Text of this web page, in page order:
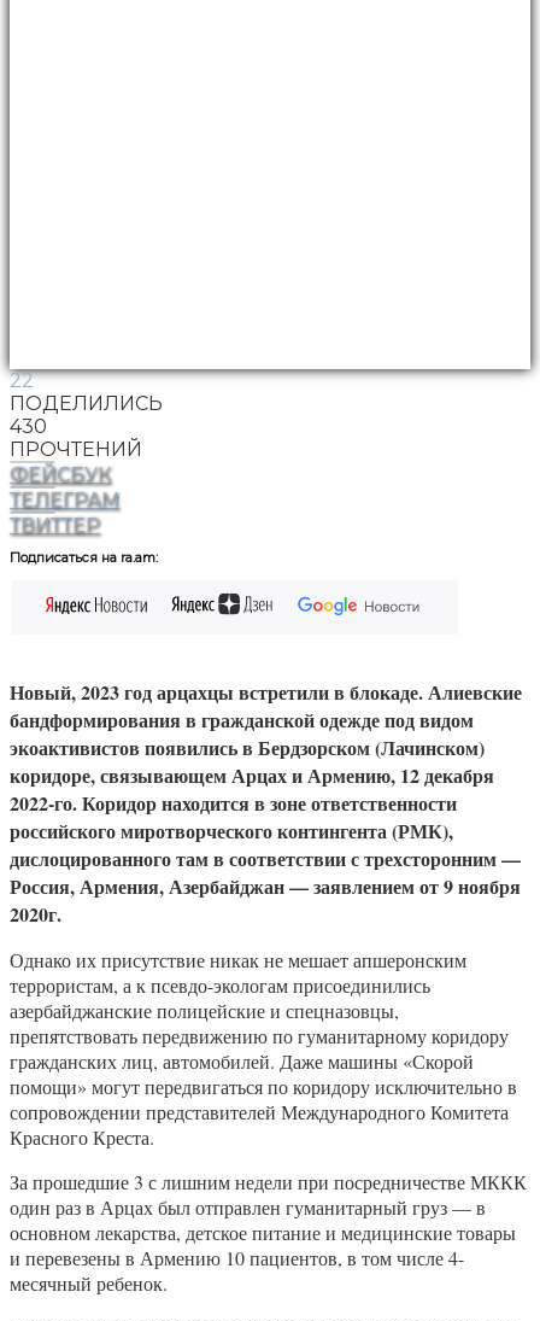
22
ПОДЕЛИЛИСЬ
430
ПРОЧТЕНИЙ
ФЕЙСБУК
ТЕЛЕГРАМ
ТВИТТЕР
Подписаться на ra.am:
Новый, 2023 год арцахцы встретили в блокаде. Алиевские
бандформирования в гражданской одежде под видом
экоактивистов появились в Бердзорском (Лачинском)
коридоре, связывающем Арцах и Армению, 12 декабря
2022-го. Коридор находится в зоне ответственности
российского миротворческого контингента (РМК),
дислоцированного там в соответствии с трехсторонним —
Россия, Армения, Азербайджан — заявлением от 9 ноября
2020г.
Однако их присутствие никак не мешает апшеронским
террористам, а к псевдо-экологам присоединились
азербайджанские полицейские и спецназовцы,
препятствовать передвижению по гуманитарному коридору
гражданских лиц, автомобилей. Даже машины «Скорой
помощи» могут передвигаться по коридору исключительно в
сопровождении представителей Международного Комитета
Красного Креста.
За прошедшие 3 с лишним недели при посредничестве МККК
один раз в Арцах был отправлен гуманитарный груз — в
основном лекарства, детское питание и медицинские товары
и перевезены в Армению 10 пациентов, в том числе 4-
месячный ребенок.